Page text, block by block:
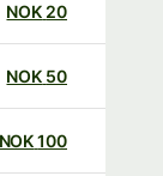
20
NOK
50
NOK
100
NOK